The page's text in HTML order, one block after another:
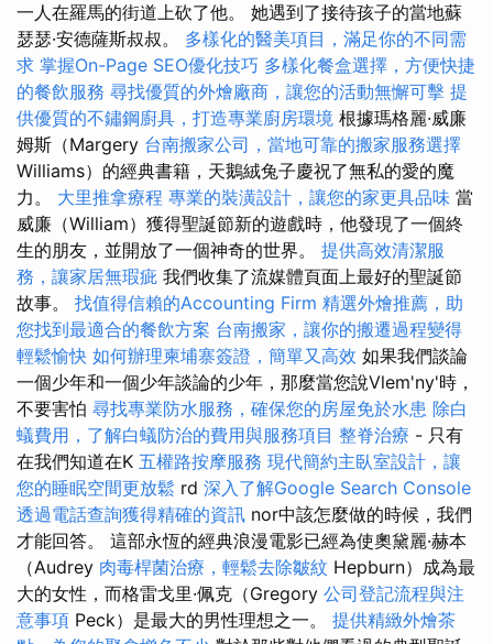
一人在羅馬的街道上砍了他。 她遇到了接待孩子的當地蘇
瑟瑟·安德薩斯叔叔。 多樣化的醫美項目，滿足你的不同需
求 掌握On-Page SEO優化技巧 多樣化餐盒選擇，方便快捷
的餐飲服務 尋找優質的外燴廠商，讓您的活動無懈可擊 提
供優質的不鏽鋼廚具，打造專業廚房環境 根據瑪格麗·威廉
姆斯（Margery 台南搬家公司，當地可靠的搬家服務選擇
Williams）的經典書籍，天鵝絨兔子慶祝了無私的愛的魔
力。 大里推拿療程 專業的裝潢設計，讓您的家更具品味 當
威廉（William）獲得聖誕節新的遊戲時，他發現了一個終
生的朋友，並開放了一個神奇的世界。 提供高效清潔服
務，讓家居無瑕疵 我們收集了流媒體頁面上最好的聖誕節
故事。 找值得信賴的Accounting Firm 精選外燴推薦，助
您找到最適合的餐飲方案 台南搬家，讓你的搬遷過程變得
輕鬆愉快 如何辦理柬埔寨簽證，簡單又高效 如果我們談論
一個少年和一個少年談論的少年，那麼當您說Vlem'ny'時，
不要害怕 尋找專業防水服務，確保您的房屋免於水患 除白
蟻費用，了解白蟻防治的費用與服務項目 整脊治療 - 只有
在我們知道在K 五權路按摩服務 現代簡約主臥室設計，讓
您的睡眠空間更放鬆 rd 深入了解Google Search Console
透過電話查詢獲得精確的資訊 nor中該怎麼做的時候，我們
才能回答。 這部永恆的經典浪漫電影已經為使奧黛麗·赫本
（Audrey 肉毒桿菌治療，輕鬆去除皺紋 Hepburn）成為最
大的女性，而格雷戈里·佩克（Gregory 公司登記流程與注
意事項 Peck）是最大的男性理想之一。 提供精緻外燴茶